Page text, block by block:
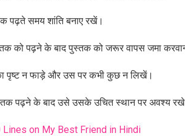
पढ़ते समय शांति बनाए रखें।
को पढ़ने के बाद पुस्तक को जरूर वापस जमा
पृष्ट न फाड़े और उस पर कभी कुछ न लिखें।
पढ़ने के बाद उसे उसके उचित स्थान पर अवश्य
Lines on My Best Friend in Hindi